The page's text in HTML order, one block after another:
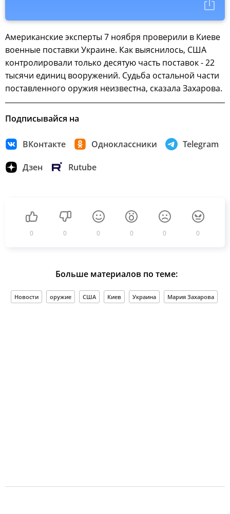
Американские эксперты 7 ноября проверили в Киеве
военные поставки Украине. Как выяснилось, США
контролировали только десятую часть поставок - 22
тысячи единиц вооружений. Судьба остальной части
поставленного оружия неизвестна, сказала Захарова.
Подписывайся на
ВКонтакте Одноклассники Telegram
Дзен Rutube
0 0 0 0 0 0
Больше материалов по теме:
Новости оружие США Киев Украина Мария Захарова